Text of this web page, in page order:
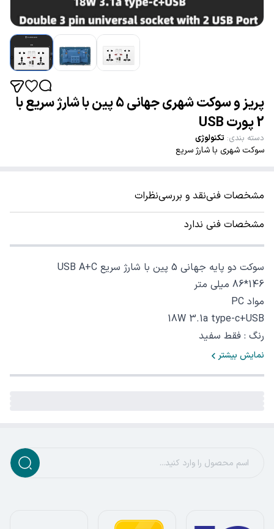
پریز و سوکت شهری جهانی 5 پین با شارژ سریع با
2 پورت USB
دسته بندی: تکنولوژی
سوکت شهری با شارژ سریع
مشخصات فنینقد و بررسینظرات
مشخصات فنی ندارد
سوکت دو پایه جهانی 5 پین با شارژ سریع USB A+C‏
146*86 میلی متر
مواد PC‏
رنگ : فقط سفید
نمایش بیشتر